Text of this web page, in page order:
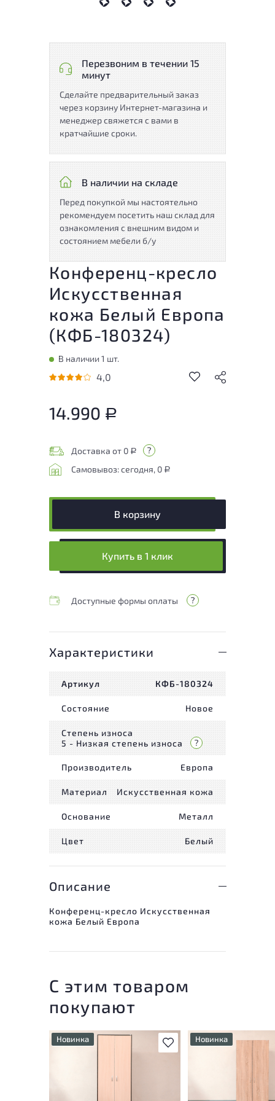
Перезвоним в течении 15
минут
Сделайте предварительный заказ
через корзину Интернет-магазина и
менеджер свяжется с вами в
кратчайшие сроки.
В наличии на складе
Перед покупкой мы настоятельно
рекомендуем посетить наш склад для
ознакомления с внешним видом и
состоянием мебели б/у
Конференц-кресло
Искусственная
кожа Белый Европа
(КФБ-180324)
В наличии 1 шт.
4,0
14.990 Р
Доставка от 0 Р
Самовывоз: сегодня, 0 Р
В корзину
Купить в 1 клик
Доступные формы оплаты
Характеристики
Артикул КФБ-180324
Состояние Новое
Степень износа
5 - Низкая степень износа
Производитель Европа
Материал Искусственная кожа
Основание Металл
Цвет Белый
Описание
Конференц-кресло Искусственная
кожа Белый Европа
С этим товаром
покупают
В избранное
Новинка
эксплуатации, не влияющие
на удобство его
Новинка
на удобство его